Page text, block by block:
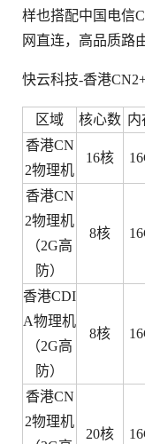
样也搭配中国电信
网直连，高品质路
快云科技-香港
区域 核心数 内
香港CN
2物理机
16核
香港CN
2物理机
（2G高
防）
8核
香港CDI
A物理机
（2G高
防）
8核
香港CN
2物理机
20核